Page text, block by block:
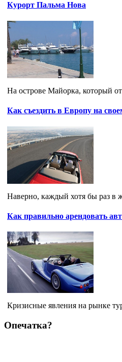
Курорт Пальма Нова
На острове Майорка, который
Как съездить в Европу на
Наверно, каждый хотя бы раз в
Как правильно арендовать
Кризисные явления на рынке
Опечатка?